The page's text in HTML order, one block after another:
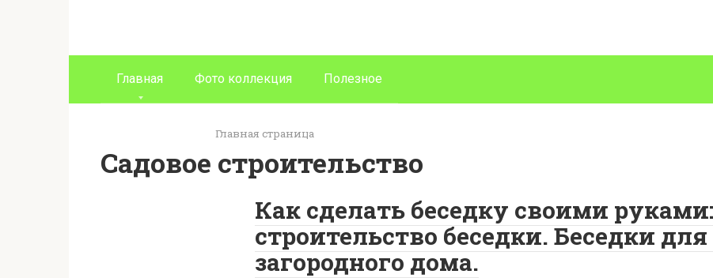
Главная Фото коллекция Полезное
Главная страница
Садовое строительство
Как сделать беседку своими руками:
строительство беседки. Беседки
загородного дома.